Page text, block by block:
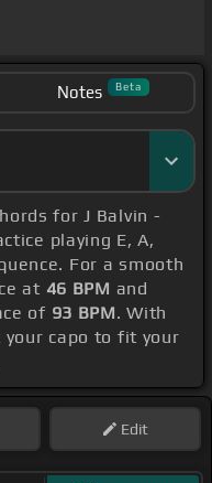
Notes Beta
for J Balvin -
playing E, A,
For a smooth
at 46 BPM and
of 93 BPM. With
your capo to fit your
Edit